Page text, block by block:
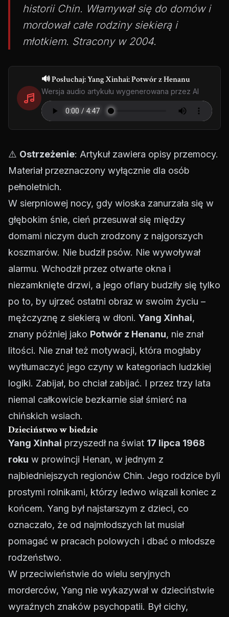
historii Chin. Włamywał się do domów i
mordował całe rodziny siekierą i
młotkiem. Stracony w 2004.
🔊 Posłuchaj: Yang Xinhai: Potwór z Henanu
Wersja audio artykułu wygenerowana przez AI
⚠️ Ostrzeżenie: Artykuł zawiera opisy przemocy.
Materiał przeznaczony wyłącznie dla osób
pełnoletnich.
W sierpniowej nocy, gdy wioska zanurzała się w
głębokim śnie, cień przesuwał się między
domami niczym duch zrodzony z najgorszych
koszmarów. Nie budził psów. Nie wywoływał
alarmu. Wchodził przez otwarte okna i
niezamknięte drzwi, a jego ofiary budziły się tylko
po to, by ujrzeć ostatni obraz w swoim życiu –
mężczyznę z siekierą w dłoni. Yang Xinhai,
znany później jako Potwór z Henanu, nie znał
litości. Nie znał też motywacji, która mogłaby
wytłumaczyć jego czyny w kategoriach ludzkiej
logiki. Zabijał, bo chciał zabijać. I przez trzy lata
niemal całkowicie bezkarnie siał śmierć na
chińskich wsiach.
Dzieciństwo w biedzie
Yang Xinhai przyszedł na świat 17 lipca 1968
roku w prowincji Henan, w jednym z
najbiedniejszych regionów Chin. Jego rodzice byli
prostymi rolnikami, którzy ledwo wiązali koniec z
końcem. Yang był najstarszym z dzieci, co
oznaczało, że od najmłodszych lat musiał
pomagać w pracach polowych i dbać o młodsze
rodzeństwo.
W przeciwieństwie do wielu seryjnych
morderców, Yang nie wykazywał w dzieciństwie
wyraźnych znaków psychopatii. Był cichy,